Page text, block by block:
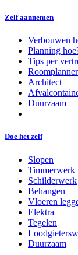
Zelf aannemen
Verbouwen
Planning
Tips per
Roomplanner
Architect
Duurzaam
Doe het zelf
Slopen
Timmerwerk
Schilderwerk
Behangen
Vloeren
Elektra
Tegelen
Duurzaam